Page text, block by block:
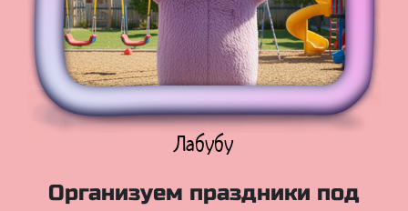
Куклы Лол
Организуем праздники под